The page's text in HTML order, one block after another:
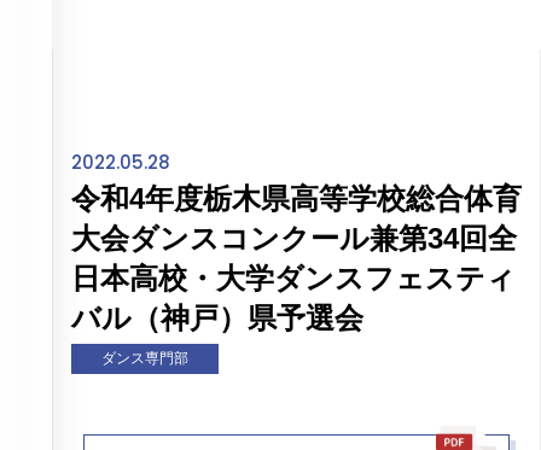
2022.05.28
令和4年度栃木県高等学校総合体育
大会ダンスコンクール兼第34回全
日本高校・大学ダンスフェスティ
バル（神戸）県予選会
ダンス専門部